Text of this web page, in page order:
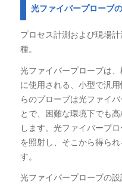
光ファイバープローブ
プロセス計測および現場
種。
光ファイバープローブは
に使用される、小型で汎
らのプローブは光ファイ
とで、困難な環境下でも
します。光ファイバープ
を照射し、そこから得ら
す。
光ファイバープローブの設